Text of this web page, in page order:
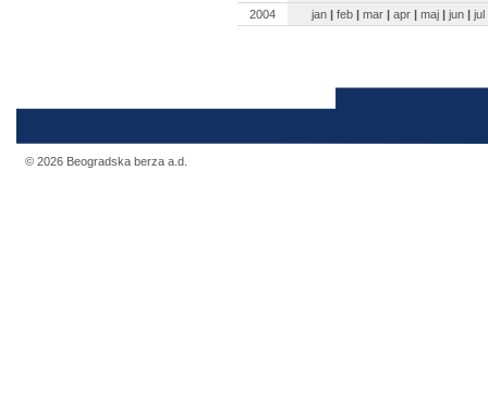
2004
jan | feb | mar | apr | maj | jun | jul
© 2026 Beogradska berza a.d.